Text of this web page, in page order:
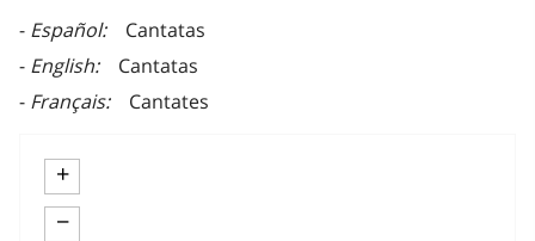
Español
Cantatas
English
Cantatas
Français
Cantates
+
−